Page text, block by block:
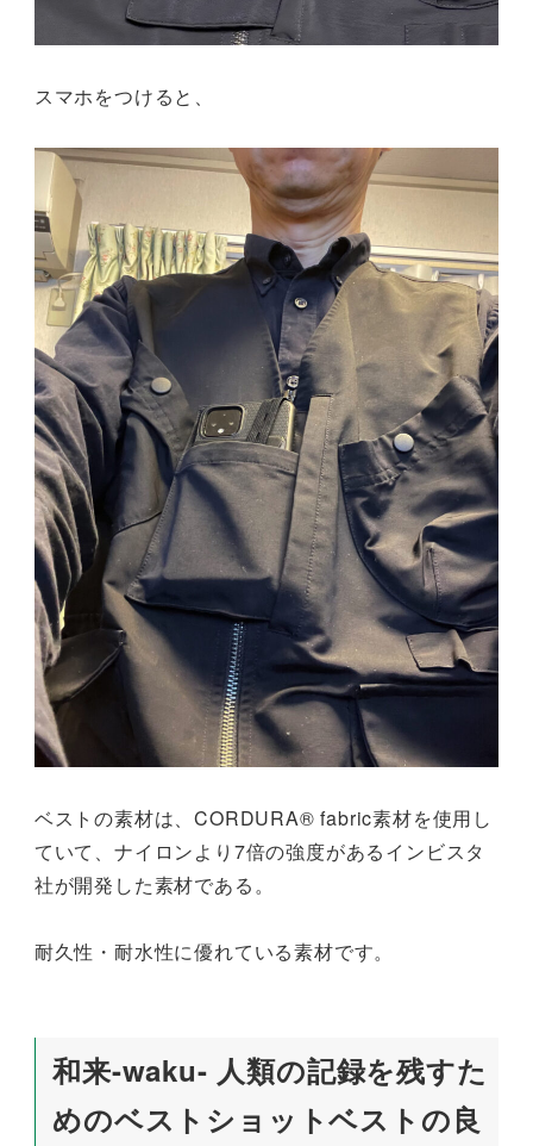
スマホをつけると、
ベストの素材は、CORDURA® fabric素材を使用し
ていて、ナイロンより7倍の強度があるインビスタ
社が開発した素材である。
耐久性・耐水性に優れている素材です。
和来-waku- 人類の記録を残すた
めのベストショットベストの良